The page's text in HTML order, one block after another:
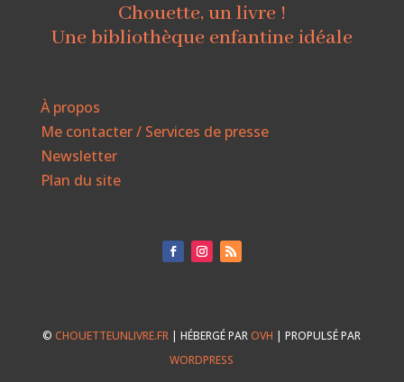
Chouette, un livre !
Une bibliothèque enfantine idéale
À propos
Me contacter / Services de presse
Newsletter
Plan du site
©CHOUETTEUNLIVRE.FR | HÉBERGÉ PAROVH | PROPULSÉ PAR
WORDPRESS